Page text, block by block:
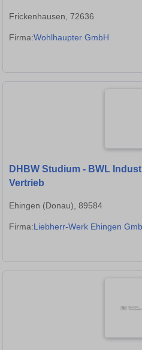
Frickenhausen, 72636
Firma:Wohlhaupter GmbH
DHBW Studium - BWL
Vertrieb
Ehingen (Donau), 89584
Firma:Liebherr-Werk Ehingen